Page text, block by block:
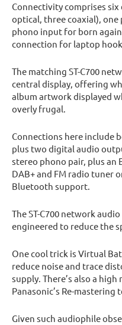
Connectivity comprises
optical, three coaxial), one
phono input for born again
connection for laptop
The matching ST-C700
central display, offering
album artwork displayed
overly frugal.
Connections here include
plus two digital audio
stereo phono pair, plus an
DAB+ and FM radio tuner
Bluetooth support.
The ST-C700 network
engineered to reduce the
One cool trick is Virtual
reduce noise and trace
supply. There’s also a
Panasonic’s Re-mastering
Given such audiophile